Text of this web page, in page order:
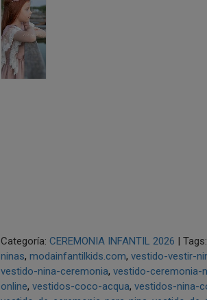
Categoría: CEREMONIA INFANTIL 2026 | Tags:
ninas modainfantilkids.com vestido-vestir-
vestido-nina-ceremonia vestido-ceremonia-
online vestidos-coco-acqua vestidos-nina-